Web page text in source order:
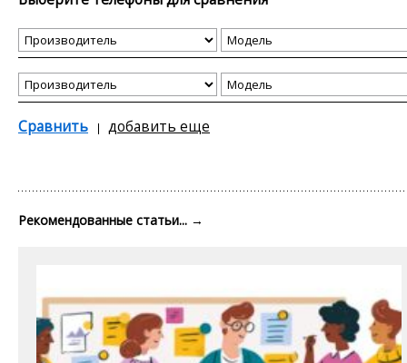
Сравнить добавить еще
Рекомендованные статьи... →